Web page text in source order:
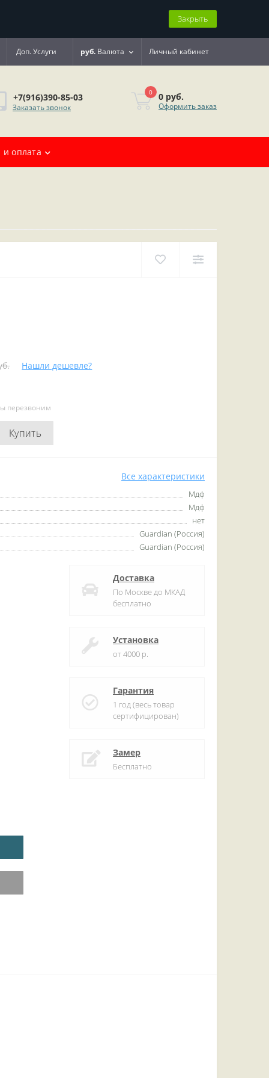
Закрыть
Доп. Услуги руб. Валюта Личный кабинет
+7(916)390-85-03
Заказать звонок
0 0 руб.
Оформить заказ
и оплата
Нашли дешевле?
перезвоним
Купить
Все характеристики
Мдф
Мдф
нет
Guardian (Россия)
Guardian (Россия)
Доставка
По Москве до МКАД
бесплатно
Установка
от 4000 р.
Гарантия
1 год (весь товар
сертифицирован)
Замер
Бесплатно